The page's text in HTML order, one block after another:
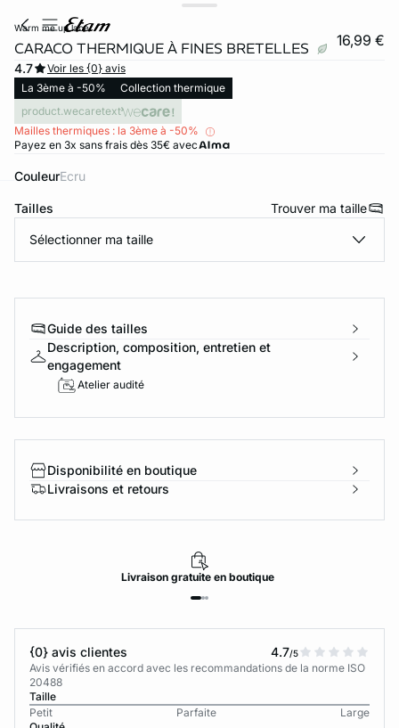
warm me up lace
CARACO THERMIQUE À FINES BRETELLES 16,99 €
4.7
Voir les {0} avis
La 3ème à -50%
Collection thermique
product.wecaretext
Mailles thermiques : la 3ème à -50%
Payez en 3x sans frais dès 35€ avec
Couleur ecru
Tailles Trouver ma taille
Sélectionner ma taille
Guide des tailles
Description, composition, entretien et
engagement
Atelier audité
Disponibilité en boutique
Livraisons et retours
Livraisongratuiteen boutique
{0} avis clientes 4.7/5
Avis vérifiés en accord avec les recommandations de la norme ISO
20488
Taille
Petit
Parfaite
Large